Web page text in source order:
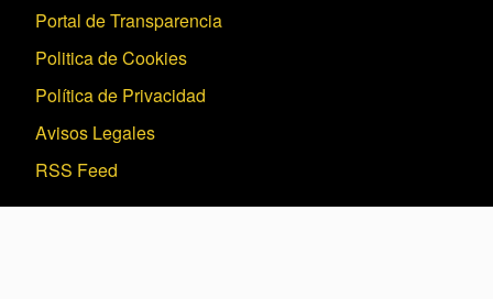
Portal de Transparencia
Politica de Cookies
Política de Privacidad
Avisos Legales
RSS Feed